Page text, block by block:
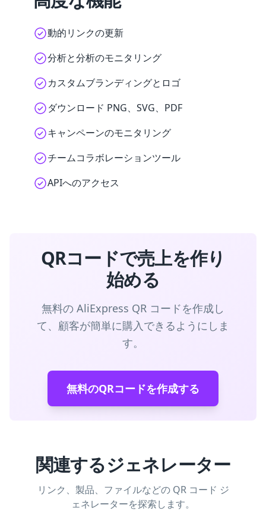
動的リンクの更新
分析と分析のモニタリング
カスタムブランディングとロゴ
ダウンロード PNG、SVG、PDF
キャンペーンのモニタリング
チームコラボレーションツール
APIへのアクセス
QRコードで売上を作り
始める
無料の AliExpress QR コードを作成し
て、顧客が簡単に購入できるようにしま
す。
無料のQRコードを作成する
関連するジェネレーター
リンク、製品、ファイルなどの QR コード ジ
ェネレーターを探索します。